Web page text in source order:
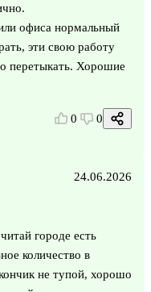
офиса нормальный
эти свою работу
перетыкать. Хорошие
0 0
24.06.2026
городе есть
количество в
не тупой, хорошо